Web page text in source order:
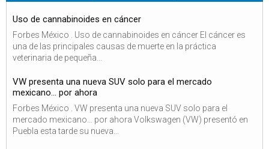
Uso de cannabinoides en cáncer
Forbes México . Uso de cannabinoides en cáncer El cáncer es
una de las principales causas de muerte en la práctica
veterinaria de pequeña...
VW presenta una nueva SUV solo para el mercado
mexicano… por ahora
Forbes México . VW presenta una nueva SUV solo para el
mercado mexicano… por ahora Volkswagen (VW) presentó en
Puebla esta tarde su nueva...